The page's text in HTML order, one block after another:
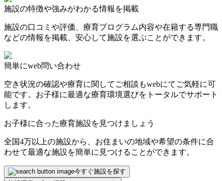
施設の特徴や強みがわかる情報を掲載
施設の口コミや評価、療育プログラム内容や在籍する専門職
などの情報を掲載、安心して施設を選ぶことができます。
簡単にweb問い合わせ
空き状況の確認や療育に関してご相談もwebにてご気軽に可
能です。お子様に最適な療育環境選びをトータルでサポート
します。
お子様に合った療育施設を見つけましょう
全国4万以上の施設から、お住まいの地域や希望の条件に合
わせて最適な施設を簡単に見つけることができます。
今すぐ施設を探す